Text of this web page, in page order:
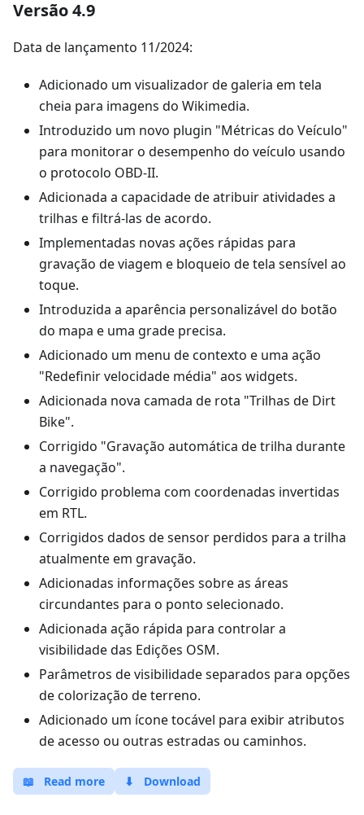
Versão 4.9
Data de lançamento 11/2024:
Adicionado um visualizador de galeria em tela
cheia para imagens do Wikimedia.
Introduzido um novo plugin "Métricas do Veículo"
para monitorar o desempenho do veículo usando
o protocolo OBD-II.
Adicionada a capacidade de atribuir atividades a
trilhas e filtrá-las de acordo.
Implementadas novas ações rápidas para
gravação de viagem e bloqueio de tela sensível ao
toque.
Introduzida a aparência personalizável do botão
do mapa e uma grade precisa.
Adicionado um menu de contexto e uma ação
"Redefinir velocidade média" aos widgets.
Adicionada nova camada de rota "Trilhas de Dirt
Bike".
Corrigido "Gravação automática de trilha durante
a navegação".
Corrigido problema com coordenadas invertidas
em RTL.
Corrigidos dados de sensor perdidos para a trilha
atualmente em gravação.
Adicionadas informações sobre as áreas
circundantes para o ponto selecionado.
Adicionada ação rápida para controlar a
visibilidade das Edições OSM.
Parâmetros de visibilidade separados para opções
de colorização de terreno.
Adicionado um ícone tocável para exibir atributos
de acesso ou outras estradas ou caminhos.
📖 Read more ⬇ Download